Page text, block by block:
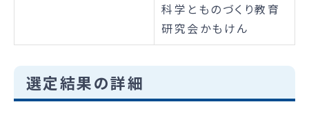
科学とものづくり教育
研究会かもけん
選定結果の詳細